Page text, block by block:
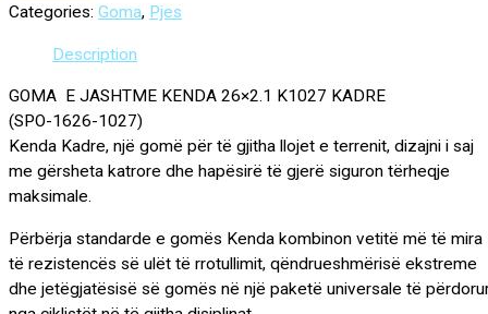
Categories: Goma, Pjes
Description
GOMA E JASHTME KENDA 26×2.1 K1027 KADRE
(SPO-1626-1027)
Kenda Kadre, një gomë për të gjitha llojet e terrenit, dizajni i saj
me gërsheta katrore dhe hapësirë ​​të gjerë siguron tërheqje
maksimale.
Përbërja standarde e gomës Kenda kombinon vetitë më të mira
të rezistencës së ulët të rrotullimit, qëndrueshmërisë ekstreme
dhe jetëgjatësisë së gomës në një paketë universale të